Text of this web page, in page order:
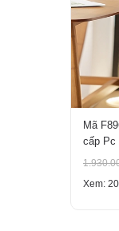
Mã
cấp Pc
Xem: